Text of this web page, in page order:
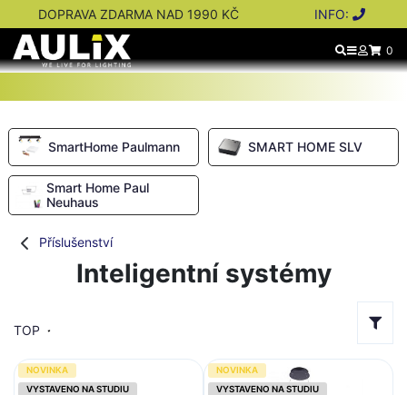
DOPRAVA ZDARMA NAD 1990 KČ INFO:
0
SmartHome Paulmann SMART HOME SLV
Smart Home Paul
Neuhaus
Příslušenství
Inteligentní systémy
TOP
NOVINKA
VYSTAVENO NA STUDIU
NOVINKA
VYSTAVENO NA STUDIU